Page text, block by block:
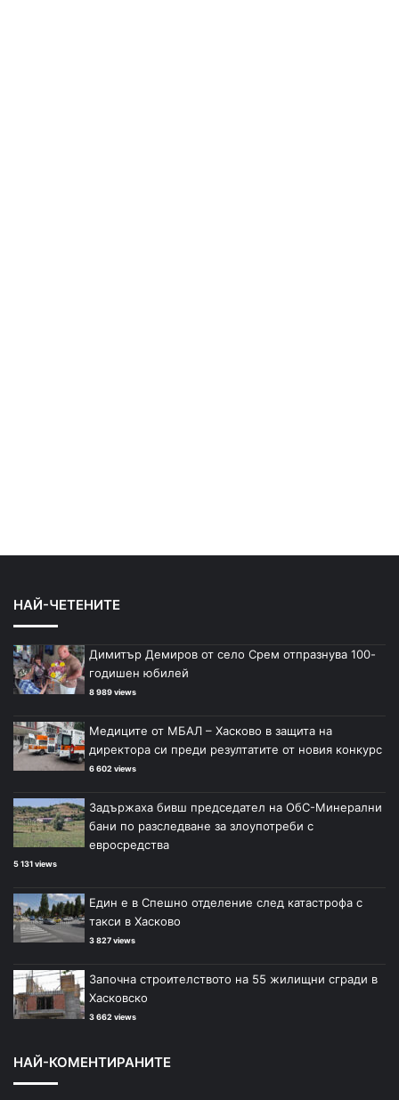
НАЙ-ЧЕТЕНИТЕ
Димитър Демиров от село Срем отпразнува 100-
годишен юбилей
8 989 views
Медиците от МБАЛ – Хасково в защита на
директора си преди резултатите от новия конкурс
6 602 views
Задържаха бивш председател на ОбС-Минерални
бани по разследване за злоупотреби с
евросредства
5 131 views
Един е в Спешно отделение след катастрофа с
такси в Хасково
3 827 views
Започна строителството на 55 жилищни сгради в
Хасковско
3 662 views
НАЙ-КОМЕНТИРАНИТЕ